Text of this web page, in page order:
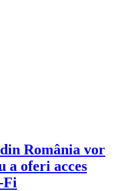
România vor
a oferi acces
Fi